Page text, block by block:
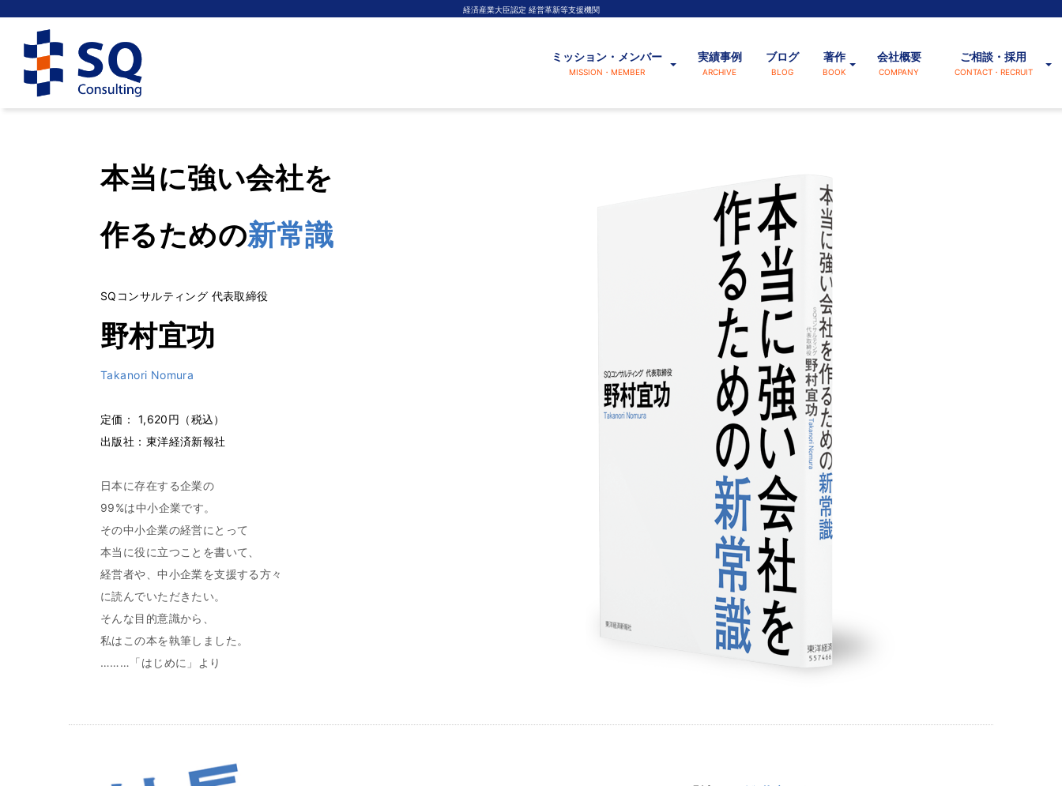
経済産業大臣認定 経営革新等支援機関
ミッション・メンバー
MISSION・MEMBER
実績事例
ARCHIVE
ブログ
BLOG
著作
BOOK
会社概要
COMPANY
ご相談・採用
CONTACT・RECRUIT
本当に強い会社を
作るための新常識
SQコンサルティング 代表取締役
野村宜功
Takanori Nomura
定価： 1,620円 （税込）
出版社：東洋経済新報社
日本に存在する企業の
99%は中小企業です。
その中小企業の経営にとって
本当に役に立つことを書いて、
経営者や、中小企業を支援する方々
に読んでいただきたい。
そんな目的意識から、
私はこの本を執筆しました。
………「はじめに」より